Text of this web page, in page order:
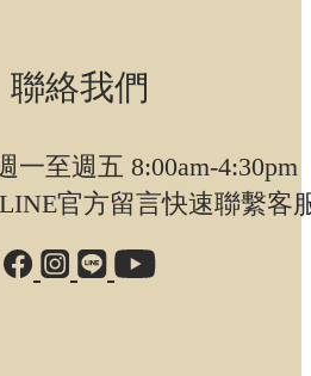
聯絡我們
一至週五 8:00am-4:30pm
官方留言快速聯繫客